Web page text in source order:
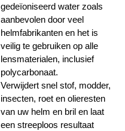
gedeïoniseerd water zoals
aanbevolen door veel
helmfabrikanten en het is
veilig te gebruiken op alle
lensmaterialen, inclusief
polycarbonaat.
Verwijdert snel stof, modder,
insecten, roet en olieresten
van uw helm en bril en laat
een streeploos resultaat